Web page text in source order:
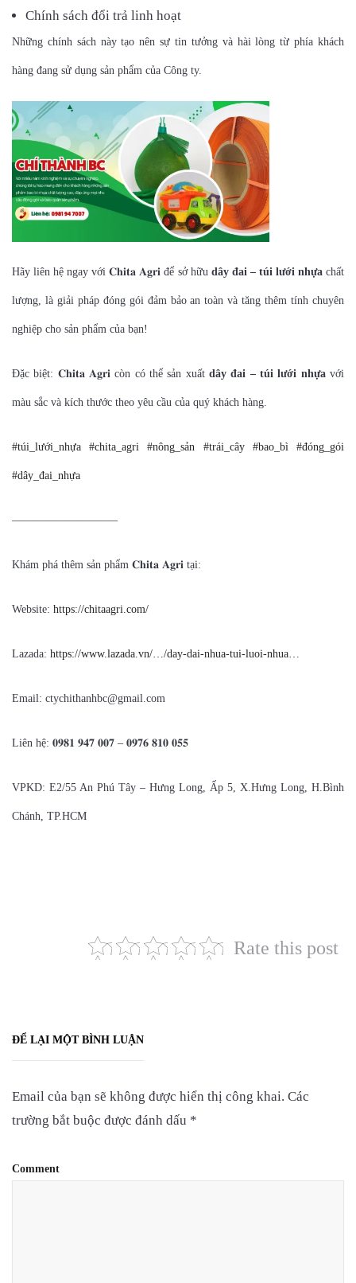
Chính sách đổi trả linh hoạt
Những chính sách này tạo nên sự tin tưởng và hài lòng từ phía khách
hàng đang sử dụng sản phẩm của Công ty.
Hãy liên hệ ngay với 𝐂𝐡𝐢𝐭𝐚 𝐀𝐠𝐫𝐢 để sở hữu dây đai – túi lưới nhựachất
lượng, là giải pháp đóng gói đảm bảo an toàn và tăng thêm tính chuyên
nghiệp cho sản phẩm của bạn!
Đặc biệt: 𝐂𝐡𝐢𝐭𝐚 𝐀𝐠𝐫𝐢 còn có thể sản xuất dây đai – túi lưới nhựavới
màu sắc và kích thước theo yêu cầu của quý khách hàng.
#túi_lưới_nhựa #chita_agri #nông_sản #trái_cây #bao_bì #đóng_gói
#dây_đai_nhựa
—————————–
Khám phá thêm sản phẩm 𝐂𝐡𝐢𝐭𝐚 𝐀𝐠𝐫𝐢 tại:
Website: https://chitaagri.com/
Lazada: https://www.lazada.vn/…/day-dai-nhua-tui-luoi-nhua…
Email: ctychithanhbc@gmail.com
Liên hệ: 𝟎𝟗𝟖𝟏 𝟗𝟒𝟕 𝟎𝟎𝟕 – 𝟎𝟗𝟕𝟔 𝟖𝟏𝟎 𝟎𝟓𝟓
VPKD: E2/55 An Phú Tây – Hưng Long, Ấp 5, X.Hưng Long, H.Bình
Chánh, TP.HCM
Rate this post
ĐỂ LẠI MỘT BÌNH LUẬN
Email của bạn sẽ không được hiển thị công khai. Các
trường bắt buộc được đánh dấu *
Comment